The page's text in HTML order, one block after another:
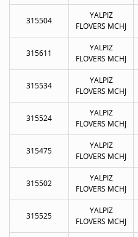
315504
YALPIZ
FLOVERS MCHJ
315611
YALPIZ
FLOVERS MCHJ
315534
YALPIZ
FLOVERS MCHJ
315524
YALPIZ
FLOVERS MCHJ
315475
YALPIZ
FLOVERS MCHJ
315502
YALPIZ
FLOVERS MCHJ
315525
YALPIZ
FLOVERS MCHJ